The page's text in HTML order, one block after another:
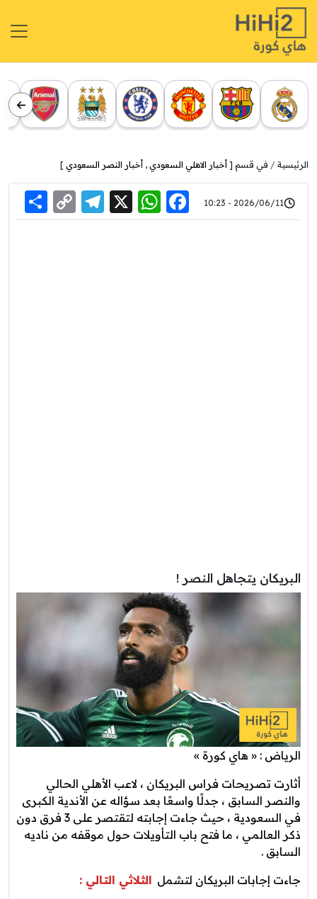
الرئيسية في قسم [ أخبار الاهلي السعودي , أخبار النصر السعودي ]
2026/06/11 - 10:23
Facebook
WhatsApp
X
Link
البريكان يتجاهل النصر !
الرياض : « هاي كورة »
أثارت تصريحات فراس البريكان ، لاعب الأهلي الحالي
والنصر السابق ، جدلًا واسعًا بعد سؤاله عن الأندية الكبرى
في السعودية ، حيث جاءت إجابته لتقتصر على 3 فرق دون
ذكر العالمي ، ما فتح باب التأويلات حول موقفه من ناديه
السابق .
جاءت إجابات البريكان لتشمل الثلاثي التالي :